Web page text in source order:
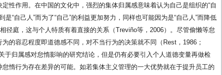
性作用。在中国的文化中，强烈的集体归属感意味着认为自己是组织的“自
“自己人”而为了“自己”的利益更加努力，同样也可能因为是“自己人”而降低
径庭，这与个人特质有着直接的关系（Treviño等，2006）。尽管偷懒等怠
的容忍程度即道德感不同，对不当行为的决策就不同（Rest，1986；
于归属感对怠惰影响的研究结论，但是仍有必要引入个人道德变量再做检
惰行为存在差异的可能。如若集体主义管理的一大优势就在于提升员工的